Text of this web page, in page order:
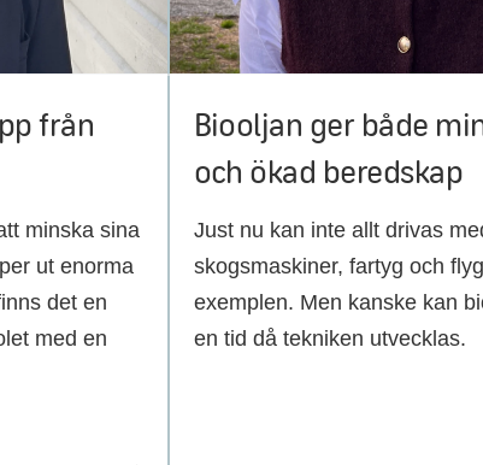
från
minska sina
ut enorma
det en
med en
Biooljan ger både
och ökad beredskap
Just nu kan inte allt drivas
skogsmaskiner, fartyg och
exemplen. Men kanske kan
en tid då tekniken utvecklas.